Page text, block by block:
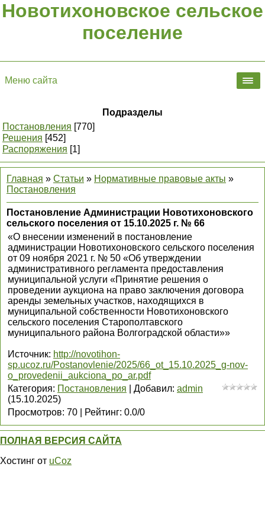
Новотихоновское сельское
поселение
Меню сайта
Подразделы
Постановления [770]
Решения [452]
Распоряжения [1]
Главная » Статьи » Нормативные правовые акты »
Постановления
Постановление Администрации Новотихоновского
сельского поселения от 15.10.2025 г. № 66
«О внесении изменений в постановление
администрации Новотихоновского сельского поселения
от 09 ноября 2021 г. № 50 «Об утверждении
административного регламента предоставления
муниципальной услуги «Принятие решения о
проведении аукциона на право заключения договора
аренды земельных участков, находящихся в
муниципальной собственности Новотихоновского
сельского поселения Старополтавского
муниципального района Волгоградской области»»
Источник: http://novotihon-
sp.ucoz.ru/Postanovlenie/2025/66_ot_15.10.2025_g-nov-
o_provedenii_aukciona_po_ar.pdf
Категория: Постановления Добавил: admin
(15.10.2025)
Просмотров: 70 Рейтинг: 0.0/0
ПОЛНАЯ ВЕРСИЯ САЙТА
Хостинг от uCoz